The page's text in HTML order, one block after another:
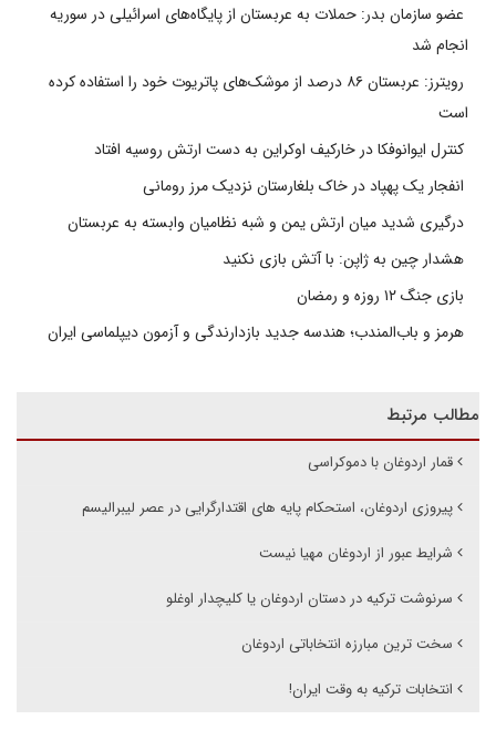
عضو سازمان بدر: حملات به عربستان از پایگاه‌های اسرائیلی در سوریه
انجام شد
رویترز: عربستان ۸۶ درصد از موشک‌های پاتریوت خود را استفاده کرده
است
کنترل ایوانوفکا در خارکیف اوکراین به دست ارتش روسیه افتاد
انفجار یک پهپاد در خاک بلغارستان نزدیک مرز رومانی
درگیری شدید میان ارتش یمن و شبه نظامیان وابسته به عربستان
هشدار چین به ژاپن: با آتش بازی نکنید
بازی جنگ ۱۲ روزه و رمضان
هرمز و باب‌المندب؛ هندسه جدید بازدارندگی و آزمون دیپلماسی ایران
مطالب مرتبط
قمار اردوغان با دموکراسی
پیروزی اردوغان، استحکام پایه های اقتدارگرایی در عصر لیبرالیسم
شرایط عبور از اردوغان مهیا نیست
سرنوشت ترکیه در دستان اردوغان یا کلیچدار اوغلو
سخت ترین مبارزه انتخاباتی اردوغان
انتخابات ترکیه به وقت ایران!